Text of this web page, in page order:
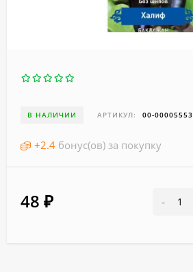
В НАЛИЧИИ АРТИКУЛ: 00-00005553
+2.4 бонус(ов) за покупку
48 ₽ -